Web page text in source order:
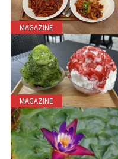
MAGAZINE
MAGAZINE